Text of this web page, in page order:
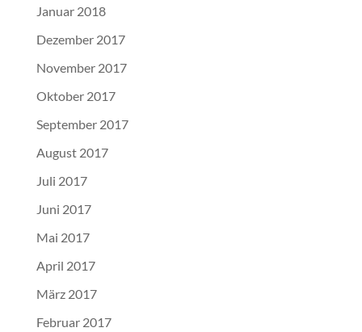
Januar 2018
Dezember 2017
November 2017
Oktober 2017
September 2017
August 2017
Juli 2017
Juni 2017
Mai 2017
April 2017
März 2017
Februar 2017